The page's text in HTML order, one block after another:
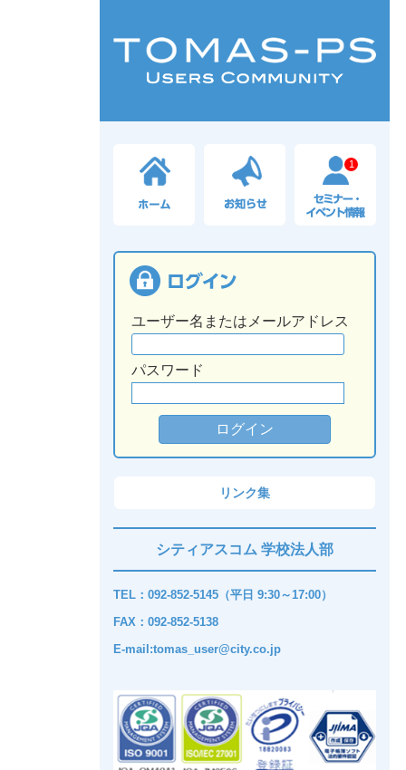
1
ユーザー名またはメールアドレス
パスワード
リンク集
シティアスコム 学校法人部
TEL：092-852-5145（平日 9:30～17:00）
FAX：092-852-5138
E-mail:tomas_user@city.co.jp